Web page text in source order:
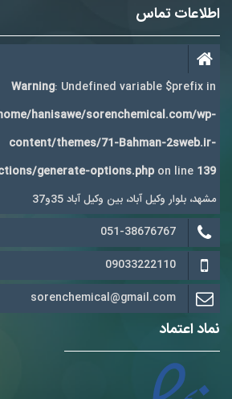
اطلاعات تماس
Warning: Undefined variable $prefix in
hanisawe/sorenchemical.com/wp-
content/themes/71-Bahman-2sweb.ir-
generate-options.php on line 139
مشهد، بلوار وکیل آباد، بین وکیل آباد 35و37
051-38676767
09033222110
sorenchemical@gmail.com
نماد اعتماد